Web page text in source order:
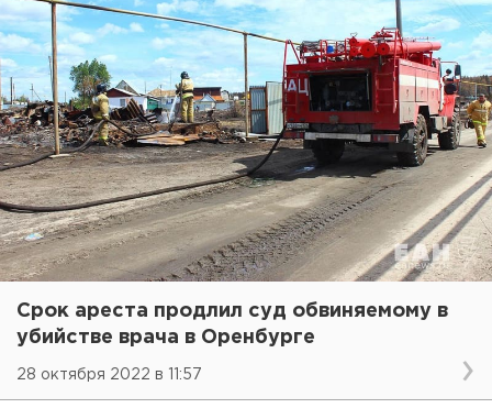
Срок ареста продлил суд обвиняемому в
убийстве врача в Оренбурге
28 октября 2022 в 11:57